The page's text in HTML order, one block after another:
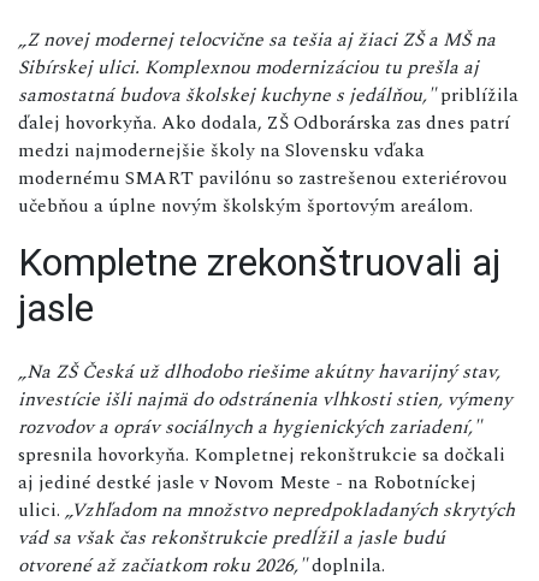
„Z novej modernej telocvične sa tešia aj žiaci ZŠ a MŠ na
Sibírskej ulici. Komplexnou modernizáciou tu prešla aj
samostatná budova školskej kuchyne s jedálňou,"priblížila
ďalej hovorkyňa. Ako dodala, ZŠ Odborárska zas dnes patrí
medzi najmodernejšie školy na Slovensku vďaka
modernému SMART pavilónu so zastrešenou exteriérovou
učebňou a úplne novým školským športovým areálom.
Kompletne zrekonštruovali aj
jasle
„Na ZŠ Česká už dlhodobo riešime akútny havarijný stav,
investície išli najmä do odstránenia vlhkosti stien, výmeny
rozvodov a opráv sociálnych a hygienických zariadení,"
spresnila hovorkyňa. Kompletnej rekonštrukcie sa dočkali
aj jediné destké jasle v Novom Meste - na Robotníckej
ulici. „Vzhľadom na množstvo nepredpokladaných skrytých
vád sa však čas rekonštrukcie predĺžil a jasle budú
otvorené až začiatkom roku 2026,"doplnila.